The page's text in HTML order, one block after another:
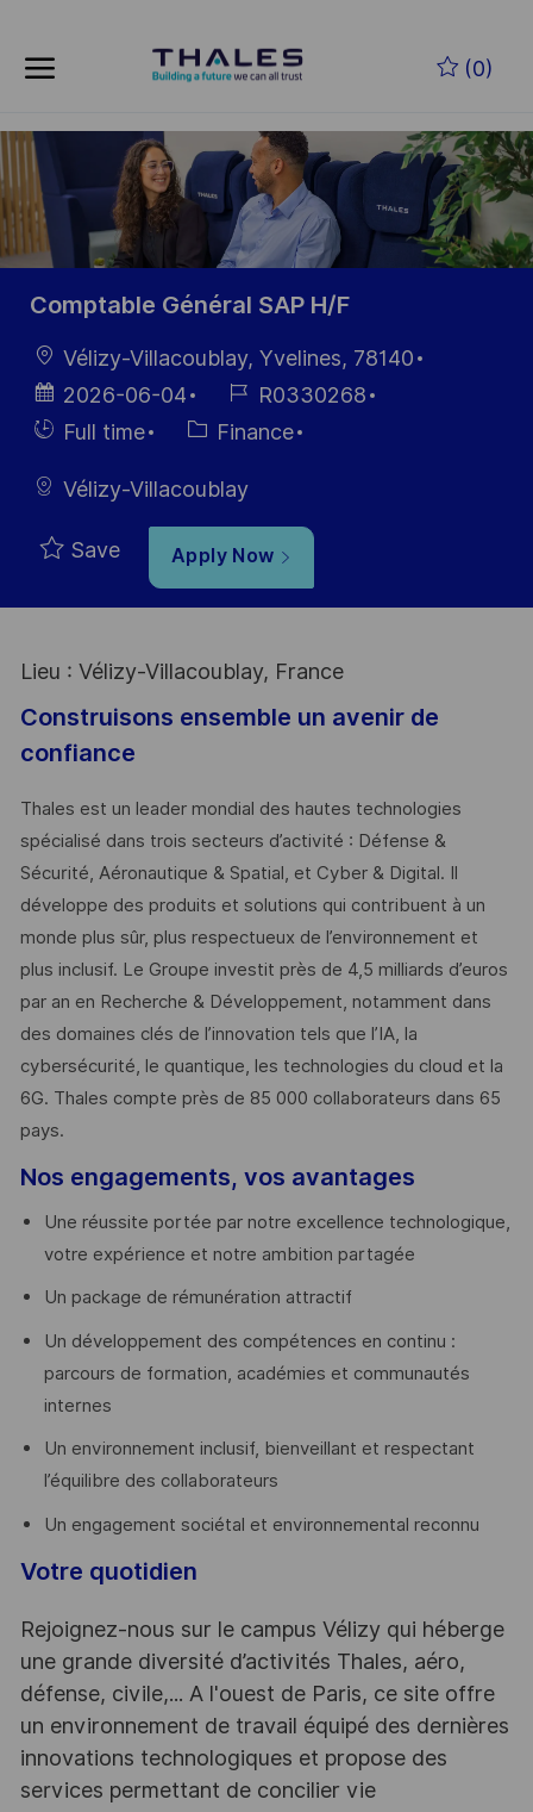
(0)
-
Comptable Général SAP H/F
LocationVélizy-Villacoublay, Yvelines, 78140
Posted
Date
2026-06-04
Job
Id
R0330268
HiringFull time Category
Finance
Vélizy-Villacoublay
Save Apply Now
Lieu : Vélizy-Villacoublay, France
Construisons ensemble un avenir de
confiance
Thales est un leader mondial des hautes technologies
spécialisé dans trois secteurs d’activité : Défense &
Sécurité, Aéronautique & Spatial, et Cyber & Digital. Il
développe des produits et solutions qui contribuent à un
monde plus sûr, plus respectueux de l’environnement et
plus inclusif. Le Groupe investit près de 4,5 milliards d’euros
par an en Recherche & Développement, notamment dans
des domaines clés de l’innovation tels que l’IA, la
cybersécurité, le quantique, les technologies du cloud et la
6G. Thales compte près de 85 000 collaborateurs dans 65
pays. ​
Nos engagements, vos avantages
Une réussite portée par notre excellence technologique,
votre expérience et notre ambition partagée
Un package de rémunération attractif
Un développement des compétences en continu :
parcours de formation, académies et communautés
internes
Un environnement inclusif, bienveillant et respectant
l’équilibre des collaborateurs
Un engagement sociétal et environnemental reconnu
Votre quotidien
Rejoignez-nous sur le campus Vélizy qui héberge
une grande diversité d’activités Thales, aéro,
défense, civile,... A l'ouest de Paris, ce site offre
un environnement de travail équipé des dernières
innovations technologiques et propose des
services permettant de concilier vie